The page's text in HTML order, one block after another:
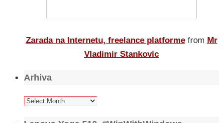
Zarada na Internetu, freelance platforme from Mr
Vladimir Stankovic
Arhiva
Arhiva